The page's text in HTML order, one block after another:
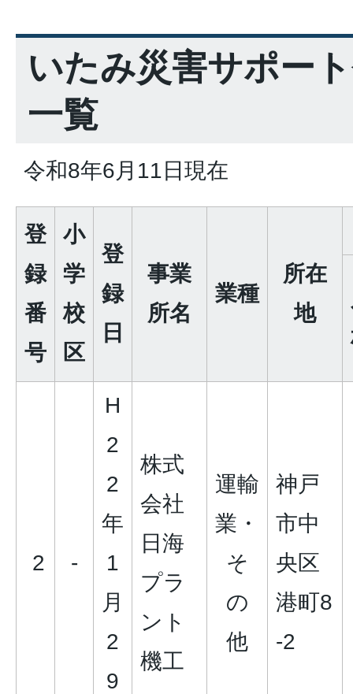
いたみ災害サポー
一覧
令和8年6月11日現在
登
録
番
号
小
学
校
区
登
録
日
事業
所名
業種
所在
地
2 -
H
2
2
年
1
月
2
9
株式
会社
日海
プラ
ント
機工
運輸
業・
そ
の
他
神戸
市中
央区
港町8
-2